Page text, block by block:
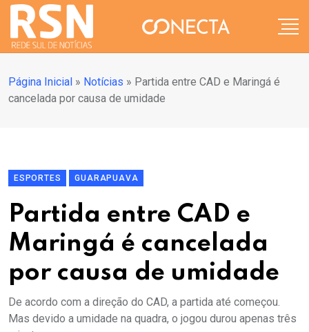
Página Inicial » Notícias » Partida entre CAD e Maringá é
cancelada por causa de umidade
ESPORTES GUARAPUAVA
Partida entre CAD e
Maringá é cancelada
por causa de umidade
De acordo com a direção do CAD, a partida até começou.
Mas devido a umidade na quadra, o jogou durou apenas três